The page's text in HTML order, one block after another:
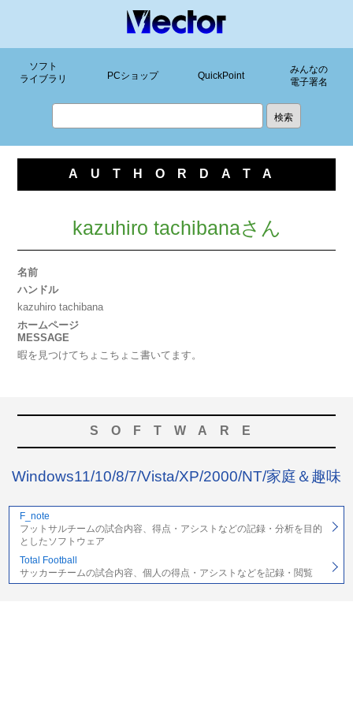
ソフト
ライブラリ
PCショップ QuickPoint
みんなの
電子署名
AUTHORDATA
kazuhiro tachibanaさん
名前
ハンドル
kazuhiro tachibana
ホームページ
MESSAGE
暇を見つけてちょこちょこ書いてます。
SOFTWARE
Windows11/10/8/7/Vista/XP/2000/NT/家庭＆趣味
F_note
フットサルチームの試合内容、得点・アシストなどの記録・分析を目的
としたソフトウェア
Total Football
サッカーチームの試合内容、個人の得点・アシストなどを記録・閲覧